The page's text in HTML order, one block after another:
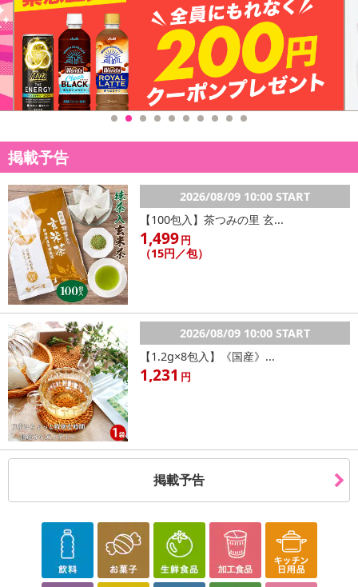
さい。
【配送伝票番号について】
※配送形態がメール便の商品については、商品の発送完了後、配送
伝票番号がマイページに表示されない場合もございます。
【配送日時の指定について】
※配送日時の指定が可能な商品の場合、商品によってご指定できる
配送日、配送時間が異なる可能性がございます。
カート機能をご利用の場合は、配送日時指定をご利用いただけませ
ん。
発送日カレンダー
休業日
■その他共通および商品カテゴリー別注意事項（※必ずご確認くだ
掲載予告
2026/08/09 10:00 START
【100包入】茶つみの里 玄...
1,499円
（15円／包）
2026/08/09 10:00 START
【1.2g×8包入】《国産》...
1,231 円
掲載予告